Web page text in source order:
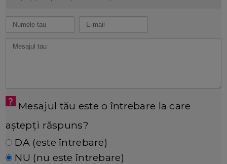
Mesajul tău este o întrebare la care
aștepți răspuns?
DA (este întrebare)
NU (nu este întrebare)